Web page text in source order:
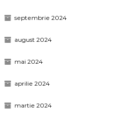
septembrie 2024
august 2024
mai 2024
aprilie 2024
martie 2024